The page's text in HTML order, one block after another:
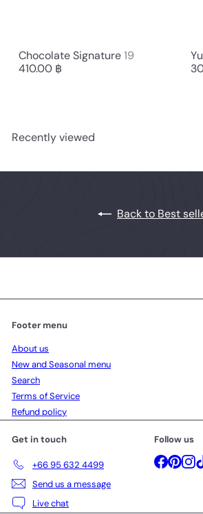
Chocolate Signature19
410.00 ฿
Recently viewed
Back to Best
Footer menu
About us
New and Seasonal menu
Search
Terms of Service
Refund policy
Get in touch
+66 95 632 4499
Send us a message
Live chat
Follow us